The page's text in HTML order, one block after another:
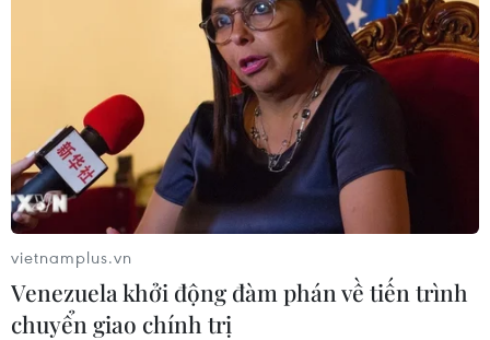
vietnamplus.vn
Venezuela khởi động đàm phán về tiến trình
chuyển giao chính trị